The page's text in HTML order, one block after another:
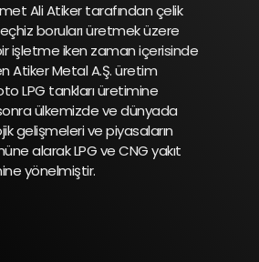
Ali Atiker tarafından çelik
boruları üretmek üzere
işletme iken zaman içerisinde
Atiker Metal A.Ş. üretim
LPG tankları üretimine
ülkemizde ve dünyada
gelişmeleri ve piyasaların
alarak LPG ve CNG yakıt
yönelmiştir.